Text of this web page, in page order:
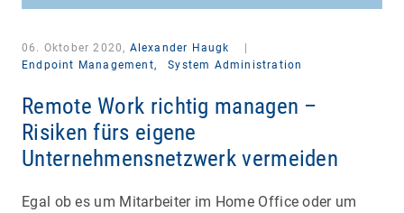
06. Oktober 2020, Alexander Haugk
Endpoint Management,
System Administration
Remote Work richtig managen –
Risiken fürs eigene
Unternehmensnetzwerk vermeiden
Egal ob es um Mitarbeiter im Home Office oder um